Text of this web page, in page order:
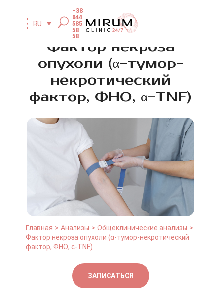
RU
+38
044
585
58
58
Фактор некроза
опухоли (α-тумор-
некротический
фактор, ФНО, α-TNF)
Главная Анализы
Общеклинические анализы
Фактор некроза опухоли (α-тумор-некротический
фактор, ФНО, α-TNF)
ЗАПИСАТЬСЯ